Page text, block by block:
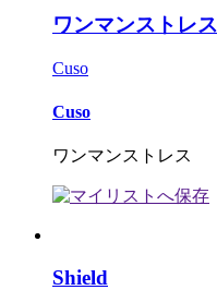
ワンマンストレス
Cuso
Cuso
ワンマンストレス
Shield